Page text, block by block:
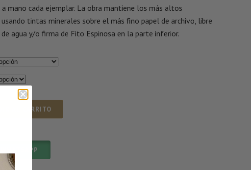
mano cada ejemplar. La obra mantiene los más altos
tintas minerales sobre el más fino papel de archivo, libre
agua y/o firma de Fito Espinosa en la parte inferior.
AL CARRITO
WHATSAPP